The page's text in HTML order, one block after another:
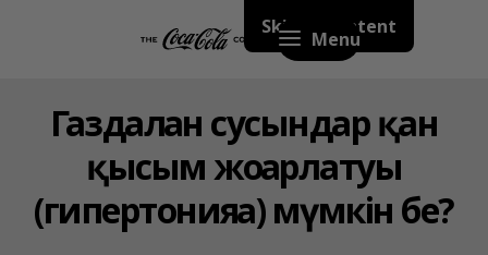
Skip to content
Menu
Газдалған сусындар қан
қысым жоғарлатуы
(гипертонияға) мүмкін бе?